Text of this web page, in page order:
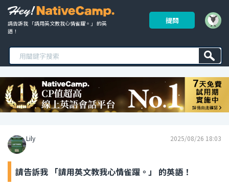
請告訴我 「請用英文教我心情雀躍。」 的英
語！
提問
Lily 2025/08/26 18:03
請告訴我 「請用英文教我心情雀躍。」 的英語！